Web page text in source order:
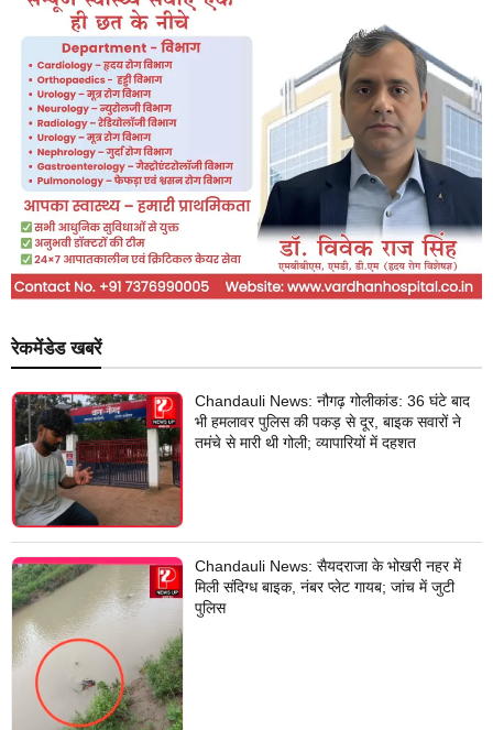
रेकमेंडेड खबरें
Chandauli News: नौगढ़ गोलीकांड: 36 घंटे बाद
भी हमलावर पुलिस की पकड़ से दूर, बाइक सवारों ने
तमंचे से मारी थी गोली; व्यापारियों में दहशत
Chandauli News: सैयदराजा के भोखरी नहर में
मिली संदिग्ध बाइक, नंबर प्लेट गायब; जांच में जुटी
पुलिस